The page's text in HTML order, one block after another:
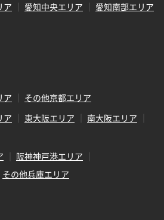
ア 愛知中央エリア
愛知南部エリア
ア
その他京都エリア
ア 東大阪エリア
南大阪エリア
阪神神戸港エリア
その他兵庫エリア